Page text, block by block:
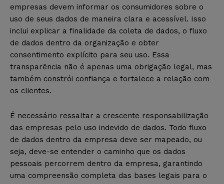
empresas devem informar os consumidores sobre o
uso de seus dados de maneira clara e acessível. Isso
inclui explicar a finalidade da coleta de dados, o fluxo
de dados dentro da organização e obter
consentimento explícito para seu uso. Essa
transparência não é apenas uma obrigação legal, mas
também constrói confiança e fortalece a relação com
os clientes.
É necessário ressaltar a crescente responsabilização
das empresas pelo uso indevido de dados. Todo fluxo
de dados dentro da empresa deve ser mapeado, ou
seja, deve-se entender o caminho que os dados
pessoais percorrem dentro da empresa, garantindo
uma compreensão completa das bases legais para o